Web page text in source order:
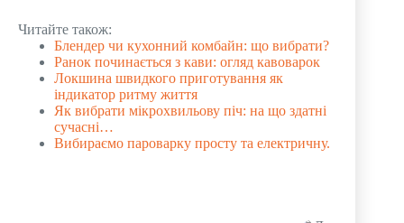
Читайте також:
Блендер чи кухонний комбайн: що вибрати?
Ранок починається з кави: огляд кавоварок
Локшина швидкого приготування як
індикатор ритму життя
Як вибрати мікрохвильову піч: на що здатні
сучасні…
Вибираємо пароварку просту та електричну.